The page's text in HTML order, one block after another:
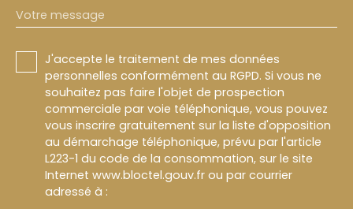
Votre message
J'accepte le traitement de mes données
personnelles conformément au RGPD. Si vous ne
souhaitez pas faire l'objet de prospection
commerciale par voie téléphonique, vous pouvez
vous inscrire gratuitement sur la liste d'opposition
au démarchage téléphonique, prévu par l'article
L223-1 du code de la consommation, sur le site
Internet www.bloctel.gouv.fr ou par courrier
adressé à :